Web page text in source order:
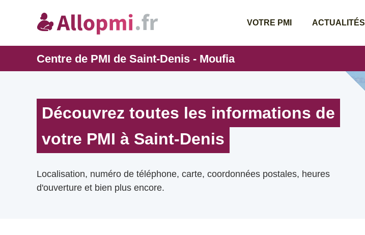
VOTRE PMI ACTUALITÉS
Centre de PMI de Saint-Denis - Moufia
Découvrez toutes les informations de
votre PMI à Saint-Denis
Localisation, numéro de téléphone, carte, coordonnées postales, heures
d'ouverture et bien plus encore.